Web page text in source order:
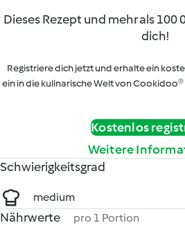
Dieses Rezept und mehr als
dich!
Registriere dich jetzt und erhalte ein
ein in die kulinarische Welt von
Kostenlos
Weitere
Schwierigkeitsgrad
medium
Nährwerte pro 1 Portion